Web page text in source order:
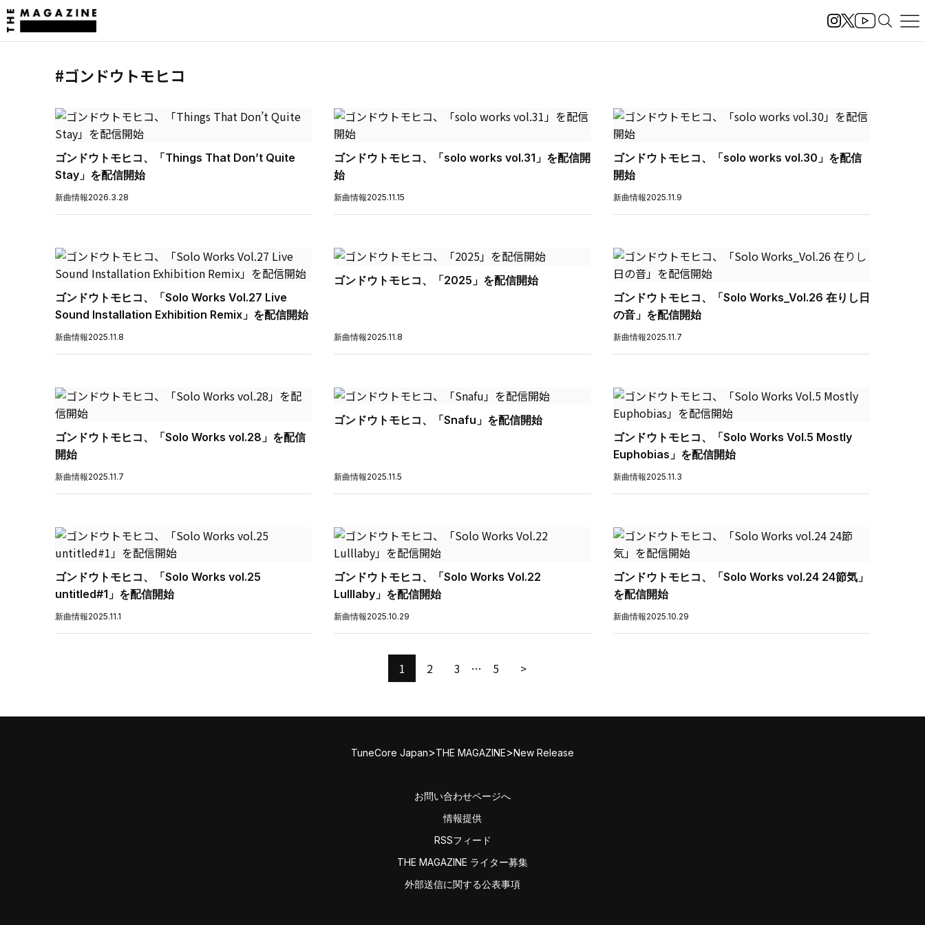
#ゴンドウトモヒコ
ゴンドウトモヒコ、「Things That Don’t Quite
Stay」を配信開始
新曲情報2026.3.28
ゴンドウトモヒコ、「solo works vol.31」を配信開
始
新曲情報2025.11.15
ゴンドウトモヒコ、「solo works vol.30」を配信
開始
新曲情報2025.11.9
ゴンドウトモヒコ、「Solo Works Vol.27 Live
Sound Installation Exhibition Remix」を配信開始
新曲情報2025.11.8
ゴンドウトモヒコ、「2025」を配信開始
新曲情報2025.11.8
ゴンドウトモヒコ、「Solo Works_Vol.26 在りし日
の音」を配信開始
新曲情報2025.11.7
ゴンドウトモヒコ、「Solo Works vol.28」を配信
開始
新曲情報2025.11.7
ゴンドウトモヒコ、「Snafu」を配信開始
新曲情報2025.11.5
ゴンドウトモヒコ、「Solo Works Vol.5 Mostly
Euphobias」を配信開始
新曲情報2025.11.3
ゴンドウトモヒコ、「Solo Works vol.25
untitled#1」を配信開始
新曲情報2025.11.1
ゴンドウトモヒコ、「Solo Works Vol.22
Lulllaby」を配信開始
新曲情報2025.10.29
ゴンドウトモヒコ、「Solo Works vol.24 24節気」
を配信開始
新曲情報2025.10.29
1 2 3 … 5 >
TuneCore Japan>THE MAGAZINE>New Release
お問い合わせページへ
情報提供
RSSフィード
THE MAGAZINE ライター募集
外部送信に関する公表事項